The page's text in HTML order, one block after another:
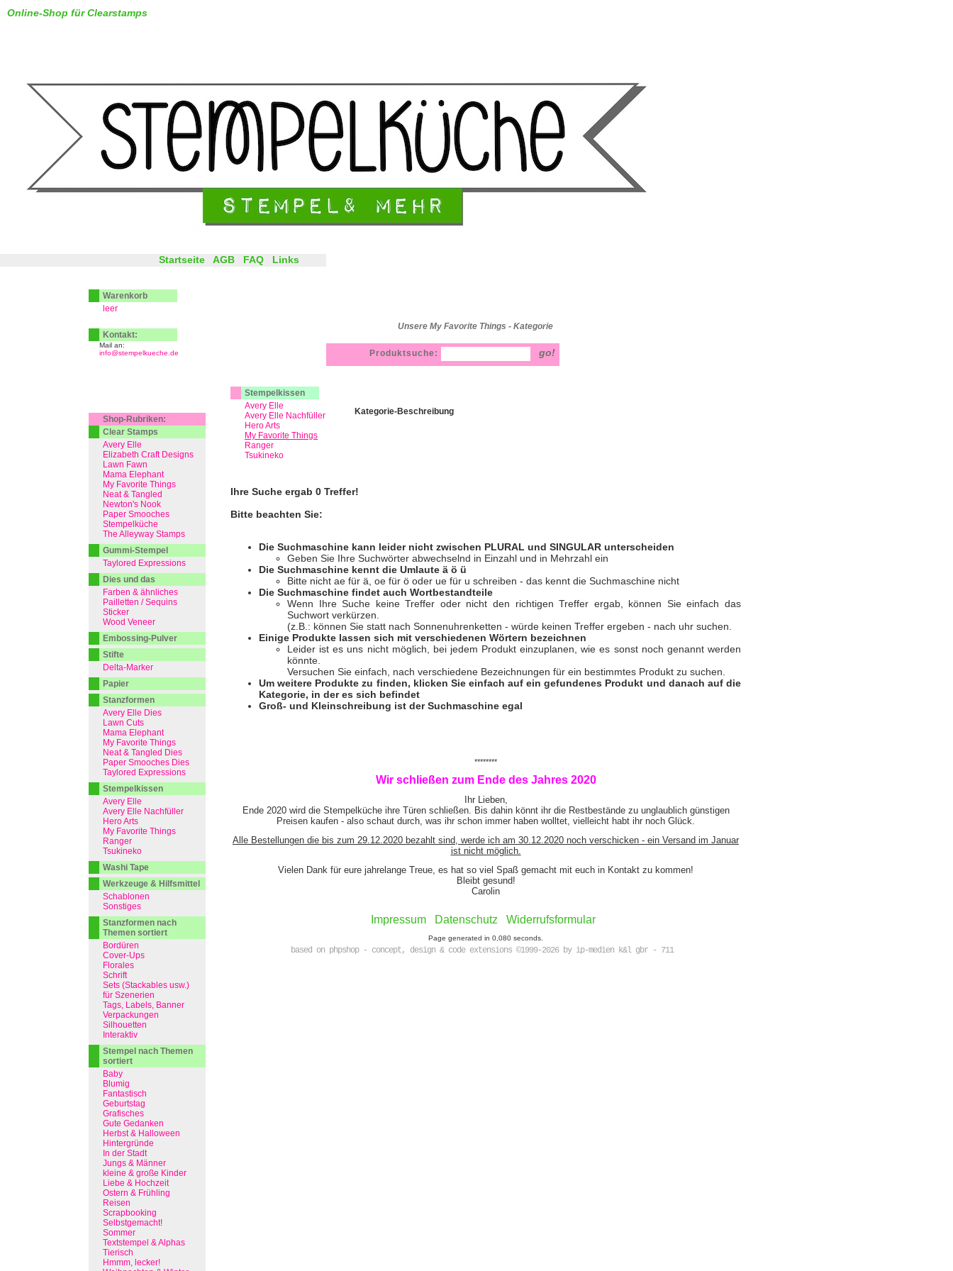
Unsere My Favorite Things - Kategorie
Online-Shop für Clearstamps
Stempelkissen
Avery Elle
Avery Elle Nachfüller
Hero Arts
My Favorite Things
Ranger
Tsukineko
Kategorie-Beschreibung
Ihre Suche ergab 0 Treffer!
Bitte beachten Sie:
Die Suchmaschine kann leider nicht zwischen PLURAL und SINGULAR unterscheiden
Geben Sie Ihre Suchwörter abwechselnd in Einzahl und in Mehrzahl ein
Die Suchmaschine kennt die Umlaute ä ö ü
Bitte nicht ae für ä, oe für ö oder ue für u schreiben - das kennt die Suchmaschine nicht
Die Suchmaschine findet auch Wortbestandteile
Wenn Ihre Suche keine Treffer oder nicht den richtigen Treffer ergab, können Sie einfach das
Suchwort verkürzen.
(z.B.: können Sie statt nach Sonnenuhrenketten - würde keinen Treffer ergeben - nach uhr suchen.
Einige Produkte lassen sich mit verschiedenen Wörtern bezeichnen
Leider ist es uns nicht möglich, bei jedem Produkt einzuplanen, wie es sonst noch genannt werden
könnte.
Versuchen Sie einfach, nach verschiedene Bezeichnungen für ein bestimmtes Produkt zu suchen.
Um weitere Produkte zu finden, klicken Sie einfach auf ein gefundenes Produkt und danach auf die
Kategorie, in der es sich befindet
Groß- und Kleinschreibung ist der Suchmaschine egal
********
Wir schließen zum Ende des Jahres 2020
Ihr Lieben,
Ende 2020 wird die Stempelküche ihre Türen schließen. Bis dahin könnt ihr die Restbestände zu unglaublich günstigen
Preisen kaufen - also schaut durch, was ihr schon immer haben wolltet, vielleicht habt ihr noch Glück.
Alle Bestellungen die bis zum 29.12.2020 bezahlt sind, werde ich am 30.12.2020 noch verschicken - ein Versand im Januar
ist nicht möglich.
Vielen Dank für eure jahrelange Treue, es hat so viel Spaß gemacht mit euch in Kontakt zu kommen!
Bleibt gesund!
Carolin
Impressum Datenschutz Widerrufsformular
Page generated in 0,080 seconds.
based on phpshop - concept, design & code extensions ©1999-2026 by ip-medien k&l gbr - 711
Startseite AGB FAQ Links
Produktsuche:
Warenkorb
leer
Kontakt:
Mail an:
info@stempelkueche.de
Shop-Rubriken:
Clear Stamps
Avery Elle
Elizabeth Craft Designs
Lawn Fawn
Mama Elephant
My Favorite Things
Neat & Tangled
Newton's Nook
Paper Smooches
Stempelküche
The Alleyway Stamps
Gummi-Stempel
Taylored Expressions
Dies und das
Farben & ähnliches
Pailletten / Sequins
Sticker
Wood Veneer
Embossing-Pulver
Stifte
Delta-Marker
Papier
Stanzformen
Avery Elle Dies
Lawn Cuts
Mama Elephant
My Favorite Things
Neat & Tangled Dies
Paper Smooches Dies
Taylored Expressions
Stempelkissen
Avery Elle
Avery Elle Nachfüller
Hero Arts
My Favorite Things
Ranger
Tsukineko
Washi Tape
Werkzeuge & Hilfsmittel
Schablonen
Sonstiges
Stanzformen nach
Themen sortiert
Bordüren
Cover-Ups
Florales
Schrift
Sets (Stackables usw.)
für Szenerien
Tags, Labels, Banner
Verpackungen
Silhouetten
Interaktiv
Stempel nach Themen
sortiert
Baby
Blumig
Fantastisch
Geburtstag
Grafisches
Gute Gedanken
Herbst & Halloween
Hintergründe
In der Stadt
Jungs & Männer
kleine & große Kinder
Liebe & Hochzeit
Ostern & Frühling
Reisen
Scrapbooking
Selbstgemacht!
Sommer
Textstempel & Alphas
Tierisch
Hmmm, lecker!